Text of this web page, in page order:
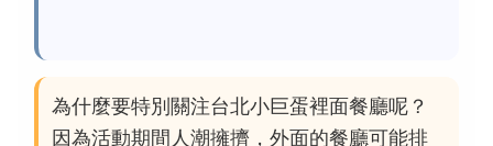
為什麼要特別關注台北小巨蛋裡面餐廳呢？
因為活動期間人潮擁擠，外面的餐廳可能排